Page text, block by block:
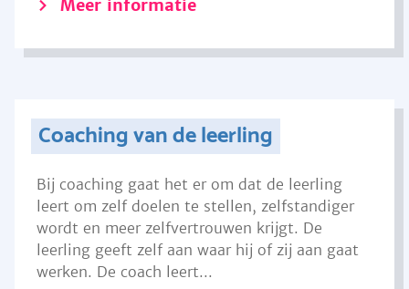
Meer informatie
Coaching van de leerling
Bij coaching gaat het er om dat de leerling
leert om zelf doelen te stellen, zelfstandiger
wordt en meer zelfvertrouwen krijgt. De
leerling geeft zelf aan waar hij of zij aan gaat
werken. De coach leert...